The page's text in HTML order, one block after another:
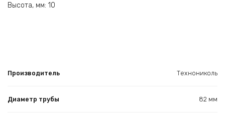
Высота, мм: 10
Производитель Технониколь
Диаметр трубы 82 мм